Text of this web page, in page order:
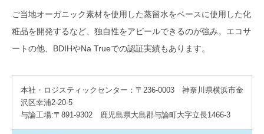
ご当地オーガニック素材を使用した蒸留水をベースに使用した化
粧品を開発するなど、独自性をアピールできるのが強み。エコサ
ートの他、BDIHやNa Trueでの認証実績もあります。
本社・ロジスティックセンター：〒236-0003 神奈川県横浜市金
沢区幸浦2-20-5
与論工場:〒891-9302 鹿児島県大島郡与論町大字立長1466-3